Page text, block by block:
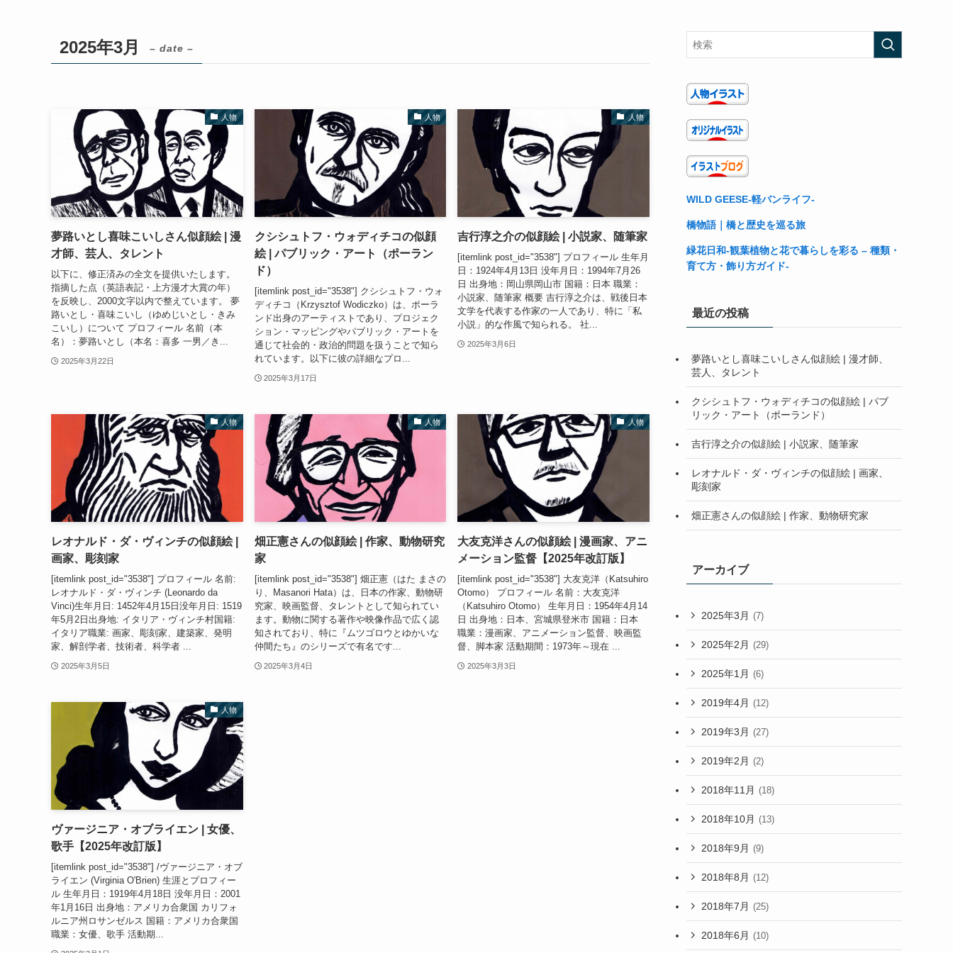
2025年3月 – date –
人物
夢路いとし喜味こいしさん似顔絵 | 漫
才師、芸人、タレント
以下に、修正済みの全文を提供いたします。
指摘した点（英語表記・上方漫才大賞の年）
を反映し、2000文字以内で整えています。 夢
路いとし・喜味こいし（ゆめじいとし・きみ
こいし）について プロフィール 名前（本
名）：夢路いとし（本名：喜多 一男／き...
2025年3月22日
人物
クシシュトフ・ウォディチコの似顔
絵 | パブリック・アート（ポーラン
ド）
[itemlink post_id="3538"] クシシュトフ・ウォ
ディチコ（Krzysztof Wodiczko）は、ポーラ
ンド出身のアーティストであり、プロジェク
ション・マッピングやパブリック・アートを
通じて社会的・政治的問題を扱うことで知ら
れています。以下に彼の詳細なプロ...
2025年3月17日
人物
吉行淳之介の似顔絵 | 小説家、随筆家
[itemlink post_id="3538"] プロフィール 生年月
日：1924年4月13日 没年月日：1994年7月26
日 出身地：岡山県岡山市 国籍：日本 職業：
小説家、随筆家 概要 吉行淳之介は、戦後日本
文学を代表する作家の一人であり、特に「私
小説」的な作風で知られる。 社...
2025年3月6日
人物
レオナルド・ダ・ヴィンチの似顔絵 |
画家、彫刻家
[itemlink post_id="3538"] プロフィール 名前:
レオナルド・ダ・ヴィンチ (Leonardo da
Vinci)生年月日: 1452年4月15日没年月日: 1519
年5月2日出身地: イタリア・ヴィンチ村国籍:
イタリア職業: 画家、彫刻家、建築家、発明
家、解剖学者、技術者、科学者 ...
2025年3月5日
人物
畑正憲さんの似顔絵 | 作家、動物研究
家
[itemlink post_id="3538"] 畑正憲（はた まさの
り、Masanori Hata）は、日本の作家、動物研
究家、映画監督、タレントとして知られてい
ます。動物に関する著作や映像作品で広く認
知されており、特に『ムツゴロウとゆかいな
仲間たち』のシリーズで有名です...
2025年3月4日
人物
大友克洋さんの似顔絵 | 漫画家、アニ
メーション監督【2025年改訂版】
[itemlink post_id="3538"] 大友克洋（Katsuhiro
Otomo） プロフィール 名前：大友克洋
（Katsuhiro Otomo） 生年月日：1954年4月14
日 出身地：日本、宮城県登米市 国籍：日本
職業：漫画家、アニメーション監督、映画監
督、脚本家 活動期間：1973年～現在 ...
2025年3月3日
人物
ヴァージニア・オブライエン | 女優、
歌手【2025年改訂版】
[itemlink post_id="3538"] /ヴァージニア・オブ
ライエン (Virginia O'Brien) 生涯とプロフィー
ル 生年月日：1919年4月18日 没年月日：2001
年1月16日 出身地：アメリカ合衆国 カリフォ
ルニア州ロサンゼルス 国籍：アメリカ合衆国
職業：女優、歌手 活動期...
WILD GEESE-軽バンライフ-
橋物語｜橋と歴史を巡る旅
緑花日和-観葉植物と花で暮らしを彩る – 種類・
育て方・飾り方ガイド-
最近の投稿
夢路いとし喜味こいしさん似顔絵 | 漫才師、
芸人、タレント
クシシュトフ・ウォディチコの似顔絵 | パブ
リック・アート（ポーランド）
吉行淳之介の似顔絵 | 小説家、随筆家
レオナルド・ダ・ヴィンチの似顔絵 | 画家、
彫刻家
畑正憲さんの似顔絵 | 作家、動物研究家
アーカイブ
2025年3月 (7)
2025年2月 (29)
2025年1月 (6)
2019年4月 (12)
2019年3月 (27)
2019年2月 (2)
2018年11月 (18)
2018年10月 (13)
2018年9月 (9)
2018年8月 (12)
2018年7月 (25)
2018年6月 (10)